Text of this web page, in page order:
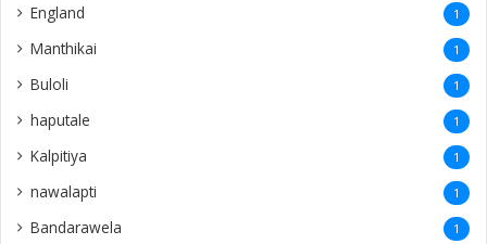
England 1
Manthikai 1
Buloli 1
haputale 1
Kalpitiya 1
nawalapti 1
Bandarawela 1